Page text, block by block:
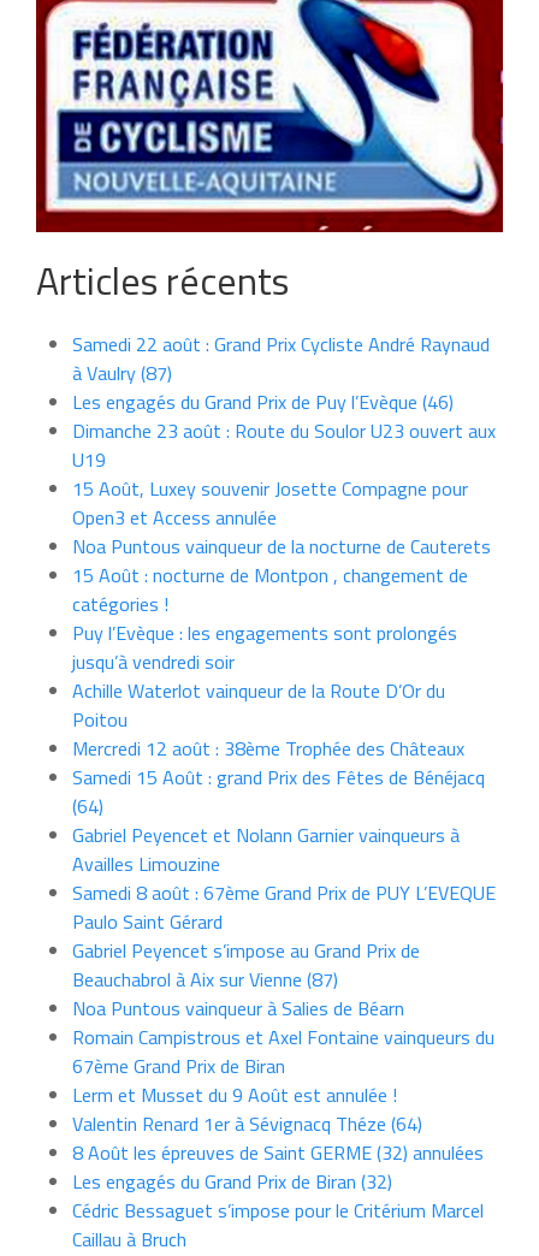
Articles récents
Samedi 22 août : Grand Prix Cycliste André Raynaud
à Vaulry (87)
Les engagés du Grand Prix de Puy l’Evèque (46)
Dimanche 23 août : Route du Soulor U23 ouvert aux
U19
15 Août, Luxey souvenir Josette Compagne pour
Open3 et Access annulée
Noa Puntous vainqueur de la nocturne de Cauterets
15 Août : nocturne de Montpon , changement de
catégories !
Puy l’Evèque : les engagements sont prolongés
jusqu’à vendredi soir
Achille Waterlot vainqueur de la Route D’Or du
Poitou
Mercredi 12 août : 38ème Trophée des Châteaux
Samedi 15 Août : grand Prix des Fêtes de Bénéjacq
(64)
Gabriel Peyencet et Nolann Garnier vainqueurs à
Availles Limouzine
Samedi 8 août : 67ème Grand Prix de PUY L’EVEQUE
Paulo Saint Gérard
Gabriel Peyencet s’impose au Grand Prix de
Beauchabrol à Aix sur Vienne (87)
Noa Puntous vainqueur à Salies de Béarn
Romain Campistrous et Axel Fontaine vainqueurs du
67ème Grand Prix de Biran
Lerm et Musset du 9 Août est annulée !
Valentin Renard 1er à Sévignacq Théze (64)
8 Août les épreuves de Saint GERME (32) annulées
Les engagés du Grand Prix de Biran (32)
Cédric Bessaguet s’impose pour le Critérium Marcel
Caillau à Bruch